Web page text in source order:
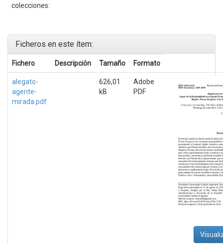
colecciones:
Ficheros en este ítem:
Fichero Descripción Tamaño Formato
alegato-
agente-
mirada.pdf
626,01
kB
Adobe
PDF